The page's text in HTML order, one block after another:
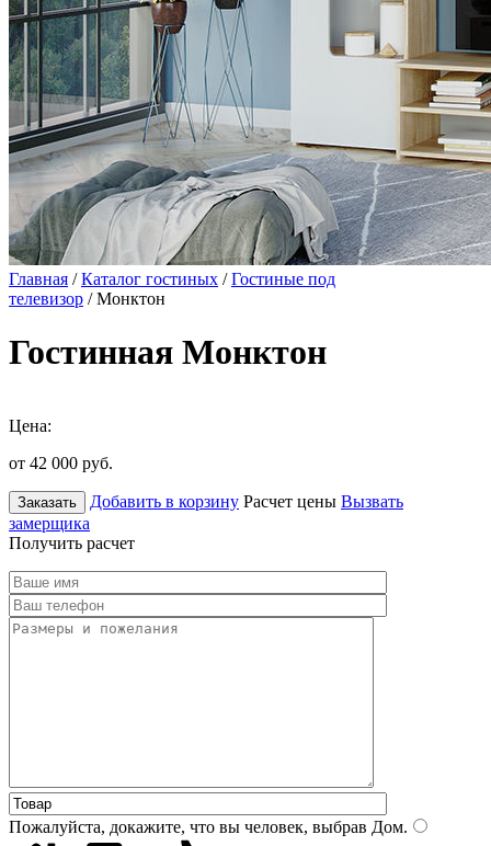
Главная /Каталог гостиных /Гостиные под
телевизор / Монктон
Гостинная Монктон
Цена:
от 42 000 руб.
Заказать Добавить в корзину Расчет цены Вызвать
замерщика
Получить расчет
Пожалуйста, докажите, что вы человек, выбрав Дом.